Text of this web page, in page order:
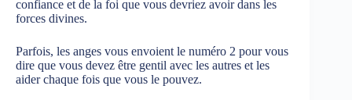
confiance et de la foi que vous devriez avoir dans les
forces divines.
Parfois, les anges vous envoient le numéro 2 pour vous
dire que vous devez être gentil avec les autres et les
aider chaque fois que vous le pouvez.